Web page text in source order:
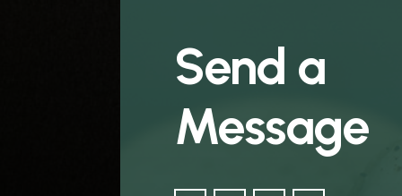
Send a
Message